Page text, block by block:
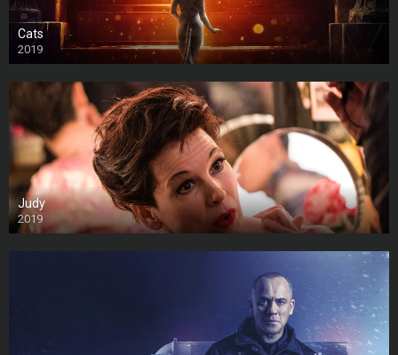
Cats
2019
Judy
2019